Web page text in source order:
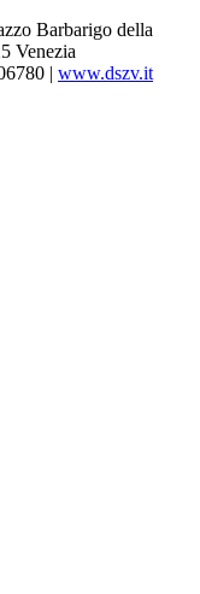
Barbarigo della
Venezia
| www.dszv.it